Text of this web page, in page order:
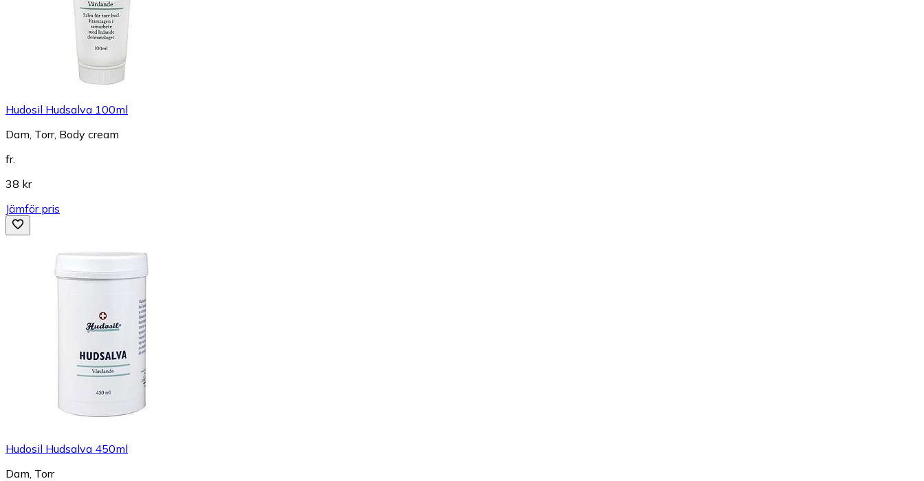
Hudosil Hudsalva 100ml
Dam, Torr, Body cream
fr.
38 kr
Jämför pris
Hudosil Hudsalva 450ml
Dam, Torr